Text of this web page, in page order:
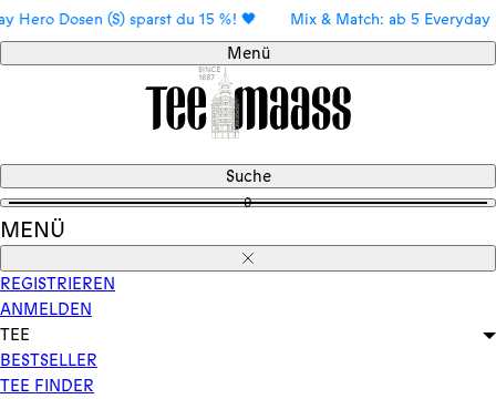
Direkt
zum
Inhalt
(S) sparst du 15 %! 🖤 Mix & Match: ab 5 Everyday Hero
Menü
Suche
0
MENÜ
Schließen
REGISTRIEREN
ANMELDEN
TEE
BESTSELLER
TEE FINDER